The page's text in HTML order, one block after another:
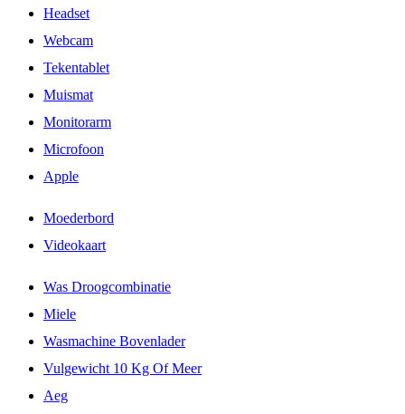
Headset
Webcam
Tekentablet
Muismat
Monitorarm
Microfoon
Apple
Moederbord
Videokaart
Was Droogcombinatie
Miele
Wasmachine Bovenlader
Vulgewicht 10 Kg Of Meer
Aeg